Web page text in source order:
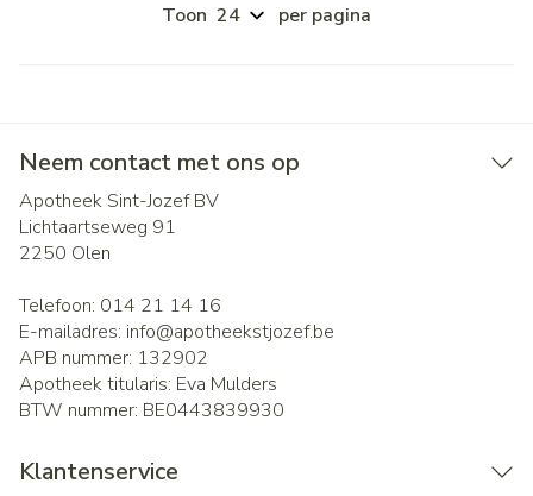
Toon per pagina
Neem contact met ons op
Apotheek Sint-Jozef BV
Lichtaartseweg 91
2250 Olen
Telefoon: 014 21 14 16
E-mailadres: info@apotheekstjozef.be
APB nummer: 132902
Apotheek titularis: Eva Mulders
BTW nummer: BE0443839930
Klantenservice